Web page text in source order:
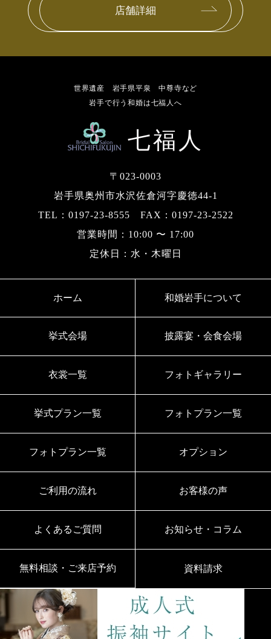
店舗詳細
世界遺産 岩手県平泉 中尊寺など
岩手で行う和婚は七福人へ
〒023-0003
岩手県奥州市水沢佐倉河字慶徳44-1
TEL：0197-23-8555 FAX：0197-23-2522
営業時間：10:00 〜 17:00
定休日：水・木曜日
ホーム 和婚岩手について
挙式会場 披露宴・会食会場
衣裳一覧 フォトギャラリー
挙式プラン一覧 フォトプラン一覧
フォトプラン一覧 オプション
ご利用の流れ お客様の声
よくあるご質問 お知らせ・コラム
無料相談・ご来店予約 資料請求